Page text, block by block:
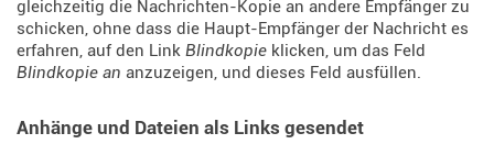
gleichzeitig die Nachrichten-Kopie an andere Empfänger zu
schicken, ohne dass die Haupt-Empfänger der Nachricht es
erfahren, auf den Link Blindkopie klicken, um das Feld
Blindkopie an anzuzeigen, und dieses Feld ausfüllen.
Anhänge und Dateien als Links gesendet